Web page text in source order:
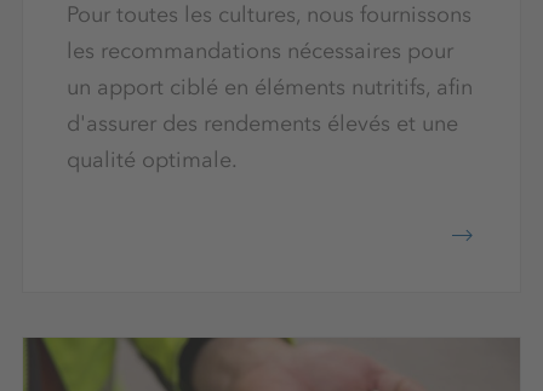
Pour toutes les cultures, nous fournissons
les recommandations nécessaires pour
un apport ciblé en éléments nutritifs, afin
d'assurer des rendements élevés et une
qualité optimale.